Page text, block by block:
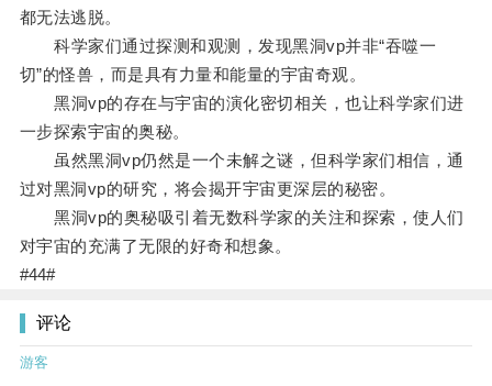
都无法逃脱。
科学家们通过探测和观测，发现黑洞vp并非“吞噬一
切”的怪兽，而是具有力量和能量的宇宙奇观。
黑洞vp的存在与宇宙的演化密切相关，也让科学家们进
一步探索宇宙的奥秘。
虽然黑洞vp仍然是一个未解之谜，但科学家们相信，通
过对黑洞vp的研究，将会揭开宇宙更深层的秘密。
黑洞vp的奥秘吸引着无数科学家的关注和探索，使人们
对宇宙的充满了无限的好奇和想象。
#44#
评论
游客